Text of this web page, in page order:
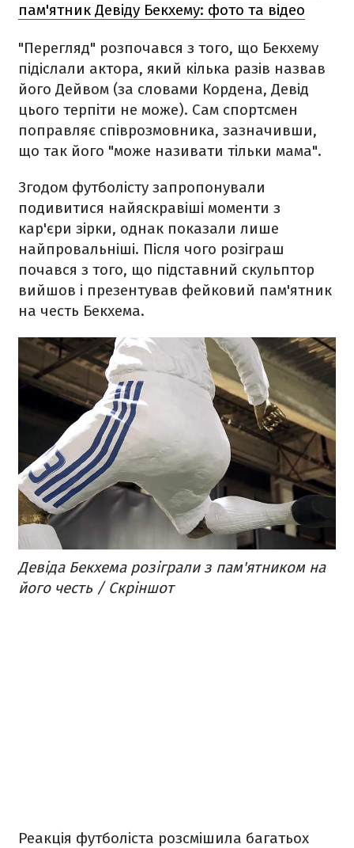
пам'ятник Девіду Бекхему: фото та відео
"Перегляд" розпочався з того, що Бекхему
підіслали актора, який кілька разів назвав
його Дейвом (за словами Кордена, Девід
цього терпіти не може). Сам спортсмен
поправляє співрозмовника, зазначивши,
що так його "може називати тільки мама".
Згодом футболісту запропонували
подивитися найяскравіші моменти з
кар'єри зірки, однак показали лише
найпровальніші. Після чого розіграш
почався з того, що підставний скульптор
вийшов і презентував фейковий пам'ятник
на честь Бекхема.
Девіда Бекхема розіграли з пам'ятником на
його честь / Скріншот
Реакція футболіста розсмішила багатьох